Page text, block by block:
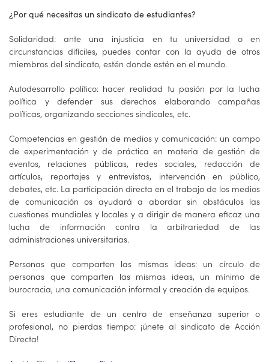
¿Por qué necesitas un sindicato de estudiantes?
Solidaridad: ante una injusticia en tu universidad o en
circunstancias difíciles, puedes contar con la ayuda de otros
miembros del sindicato, estén donde estén en el mundo.
Autodesarrollo político: hacer realidad tu pasión por la lucha
política y defender sus derechos elaborando campañas
políticas, organizando secciones sindicales, etc.
Competencias en gestión de medios y comunicación: un campo
de experimentación y de práctica en materia de gestión de
eventos, relaciones públicas, redes sociales, redacción de
artículos, reportajes y entrevistas, intervención en público,
debates, etc. La participación directa en el trabajo de los medios
de comunicación os ayudará a abordar sin obstáculos las
cuestiones mundiales y locales y a dirigir de manera eficaz una
lucha de información contra la arbitrariedad de las
administraciones universitarias.
Personas que comparten las mismas ideas: un círculo de
personas que comparten las mismas ideas, un mínimo de
burocracia, una comunicación informal y creación de equipos.
Si eres estudiante de un centro de enseñanza superior o
profesional, no pierdas tiempo: ¡únete al sindicato de Acción
Directa!